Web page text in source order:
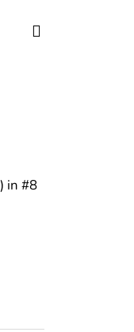
Nákupní
in #8